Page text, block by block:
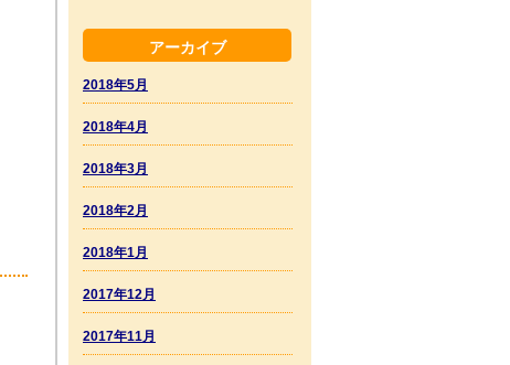
アーカイブ
2018年5月
2018年4月
2018年3月
2018年2月
2018年1月
2017年12月
2017年11月